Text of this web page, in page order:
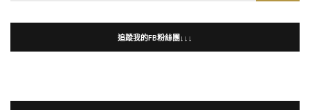
追蹤我的FB粉絲團↓↓↓